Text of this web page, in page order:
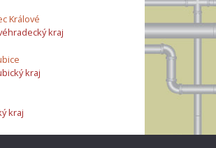
Králové
kraj
kraj
kraj